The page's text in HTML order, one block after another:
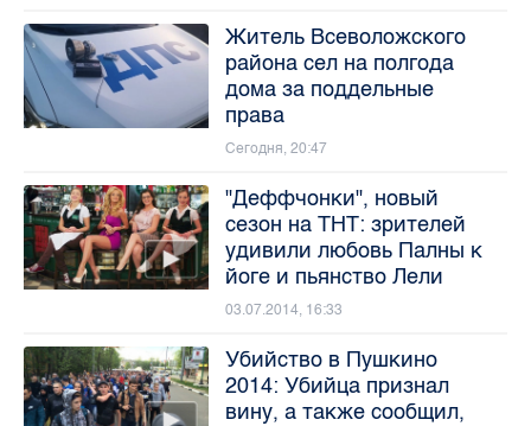
Житель Всеволожского
района сел на полгода
дома за поддельные
права
Сегодня, 20:47
"Деффчонки", новый
сезон на ТНТ: зрителей
удивили любовь Палны к
йоге и пьянство Лели
03.07.2014, 16:33
Убийство в Пушкино
2014: Убийца признал
вину, а также сообщил,